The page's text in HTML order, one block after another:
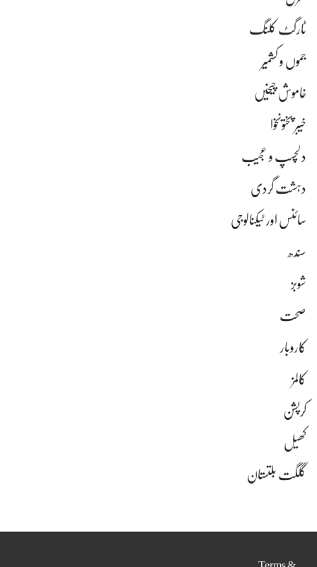
ٹارگٹ کلنگ
جموں و کشمیر
خاموش چیخیں
خیبر پختونخوا
دلچسپ و عجیب
دہشت گردی
سائنس اور ٹیکنالوجی
سندھ
شوبز
صحت
کاروبار
کالمز
کرپشن
کھیل
گلگت بلتستان